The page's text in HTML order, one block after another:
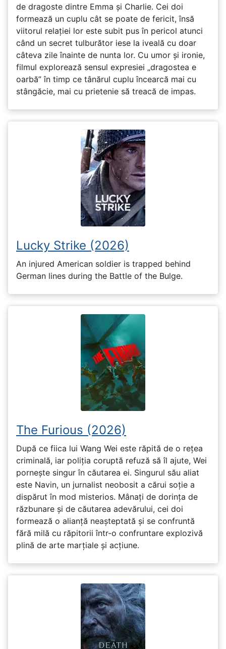
de dragoste dintre Emma și Charlie. Cei doi
formează un cuplu cât se poate de fericit, însă
viitorul relației lor este subit pus în pericol atunci
când un secret tulburător iese la iveală cu doar
câteva zile înainte de nunta lor. Cu umor și ironie,
filmul explorează sensul expresiei „dragostea e
oarbă” în timp ce tânărul cuplu încearcă mai cu
stângăcie, mai cu prietenie să treacă de impas.
Lucky Strike (2026)
An injured American soldier is trapped behind
German lines during the Battle of the Bulge.
The Furious (2026)
După ce fiica lui Wang Wei este răpită de o rețea
criminală, iar poliția coruptă refuză să îl ajute, Wei
pornește singur în căutarea ei. Singurul său aliat
este Navin, un jurnalist neobosit a cărui soție a
dispărut în mod misterios. Mânați de dorința de
răzbunare și de căutarea adevărului, cei doi
formează o alianță neașteptată și se confruntă
fără milă cu răpitorii într-o confruntare explozivă
plină de arte marțiale și acțiune.